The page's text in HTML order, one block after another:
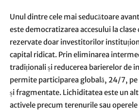
Unul dintre cele mai seducătoare
este democratizarea accesului la
rezervate doar investitorilor
capital ridicat. Prin eliminarea
tradiționali și reducerea barierelor de
permite participarea globală, 24/7, pe
și fragmentate. Lichiditatea este un
activele precum terenurile sau operele